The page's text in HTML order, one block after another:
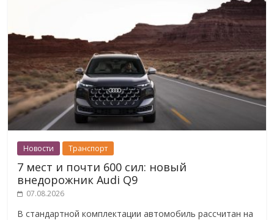
Новости Транспорт
7 мест и почти 600 сил: новый
внедорожник Audi Q9
07.08.2026
В стандартной комплектации автомобиль рассчитан на